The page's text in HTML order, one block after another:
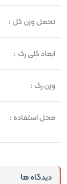
تحمل وزن کل :
ابعاد کلی رک :
وزن رک :
محل استفاده :
دیدگاه ها